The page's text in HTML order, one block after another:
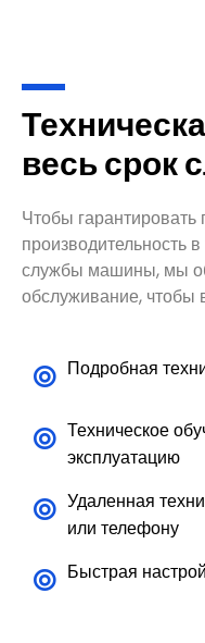
весь срок
Чтобы
производительность
службы машины, мы
обслуживание, чтобы
Подробная
Техническое
эксплуатацию
Удаленная
или телефону
Быстрая